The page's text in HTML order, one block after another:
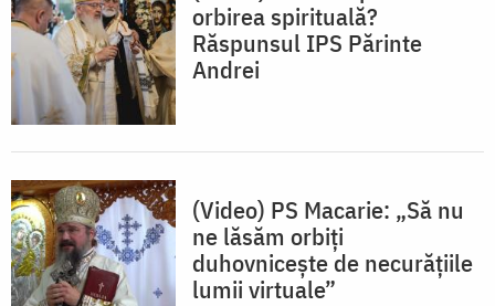
orbirea spirituală?
Răspunsul IPS Părinte
Andrei
(Video) PS Macarie: „Să nu
ne lăsăm orbiți
duhovnicește de necurățiile
lumii virtuale”